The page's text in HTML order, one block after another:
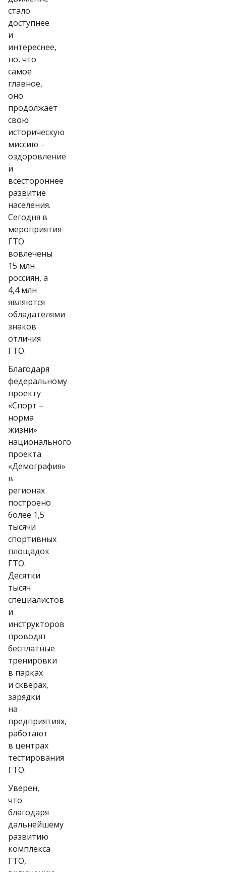
стало
доступнее
и
интереснее,
но, что
самое
главное,
оно
продолжает
свою
историческую
миссию –
оздоровление
и
всестороннее
развитие
населения.
Сегодня в
мероприятия
ГТО
вовлечены
15 млн
россиян, а
4,4 млн
являются
обладателями
знаков
отличия
ГТО.
Благодаря
федеральному
проекту
«Спорт –
норма
жизни»
национального
проекта
«Демография»
в
регионах
построено
более 1,5
тысячи
спортивных
площадок
ГТО.
Десятки
тысяч
специалистов
и
инструкторов
проводят
бесплатные
тренировки
в парках
и скверах,
зарядки
на
предприятиях,
работают
в центрах
тестирования
ГТО.
Уверен,
что
благодаря
дальнейшему
развитию
комплекса
ГТО,